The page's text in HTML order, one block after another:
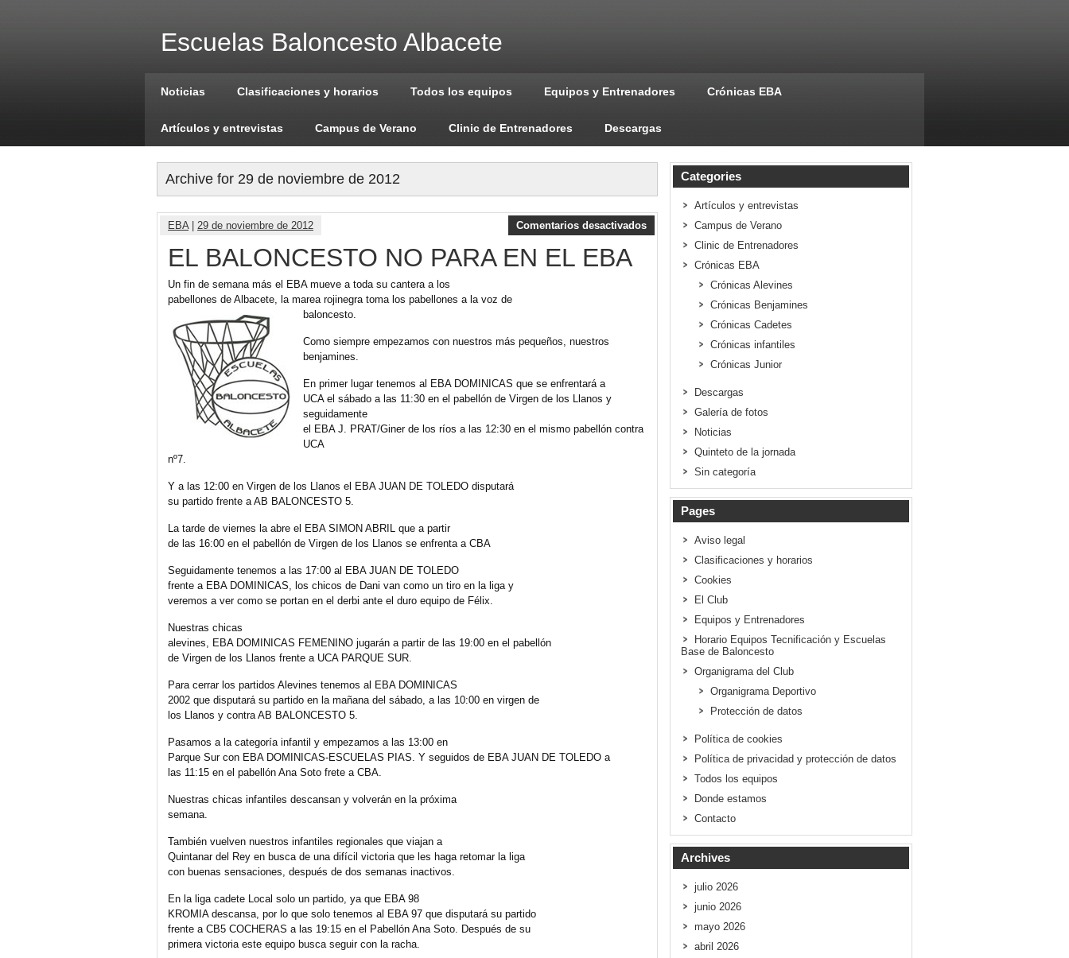
Escuelas Baloncesto Albacete
Noticias Clasificaciones y horarios Todos los equipos Equipos y Entrenadores Crónicas EBA
Artículos y entrevistas Campus de Verano Clinic de Entrenadores Descargas
Archive for 29 de noviembre de 2012
EBA| 29 de noviembre de 2012 Comentarios desactivados
EL BALONCESTO NO PARA EN EL EBA
Un fin de semana más el EBA mueve a toda su cantera a los
pabellones de Albacete, la marea rojinegra toma los pabellones a la voz de
baloncesto.
Como siempre empezamos con nuestros más pequeños, nuestros
benjamines.
En primer lugar tenemos al EBA DOMINICAS que se enfrentará a
UCA el sábado a las 11:30 en el pabellón de Virgen de los Llanos y
seguidamente
el EBA J. PRAT/Giner de los ríos a las 12:30 en el mismo pabellón contra
UCA
nº7.
Y a las 12:00 en Virgen de los Llanos el EBA JUAN DE TOLEDO disputará
su partido frente a AB BALONCESTO 5.
La tarde de viernes la abre el EBA SIMON ABRIL que a partir
de las 16:00 en el pabellón de Virgen de los Llanos se enfrenta a CBA
Seguidamente tenemos a las 17:00 al EBA JUAN DE TOLEDO
frente a EBA DOMINICAS, los chicos de Dani van como un tiro en la liga y
veremos a ver como se portan en el derbi ante el duro equipo de Félix.
Nuestras chicas
alevines, EBA DOMINICAS FEMENINO jugarán a partir de las 19:00 en el pabellón
de Virgen de los Llanos frente a UCA PARQUE SUR.
Para cerrar los partidos Alevines tenemos al EBA DOMINICAS
2002 que disputará su partido en la mañana del sábado, a las 10:00 en virgen de
los Llanos y contra AB BALONCESTO 5.
Pasamos a la categoría infantil y empezamos a las 13:00 en
Parque Sur con EBA DOMINICAS-ESCUELAS PIAS. Y seguidos de EBA JUAN DE TOLEDO a
las 11:15 en el pabellón Ana Soto frete a CBA.
Nuestras chicas infantiles descansan y volverán en la próxima
semana.
También vuelven nuestros infantiles regionales que viajan a
Quintanar del Rey en busca de una difícil victoria que les haga retomar la liga
con buenas sensaciones, después de dos semanas inactivos.
En la liga cadete Local solo un partido, ya que EBA 98
KROMIA descansa, por lo que solo tenemos al EBA 97 que disputará su partido
frente a CB5 COCHERAS a las 19:15 en el Pabellón Ana Soto. Después de su
primera victoria este equipo busca seguir con la racha.
Categories
Artículos y entrevistas
Campus de Verano
Clinic de Entrenadores
Crónicas EBA
Crónicas Alevines
Crónicas Benjamines
Crónicas Cadetes
Crónicas infantiles
Crónicas Junior
Descargas
Galería de fotos
Noticias
Quinteto de la jornada
Sin categoría
Pages
Aviso legal
Clasificaciones y horarios
Cookies
El Club
Equipos y Entrenadores
Horario Equipos Tecnificación y Escuelas
Base de Baloncesto
Organigrama del Club
Organigrama Deportivo
Protección de datos
Política de cookies
Política de privacidad y protección de datos
Todos los equipos
Donde estamos
Contacto
Archives
julio 2026
junio 2026
mayo 2026
abril 2026